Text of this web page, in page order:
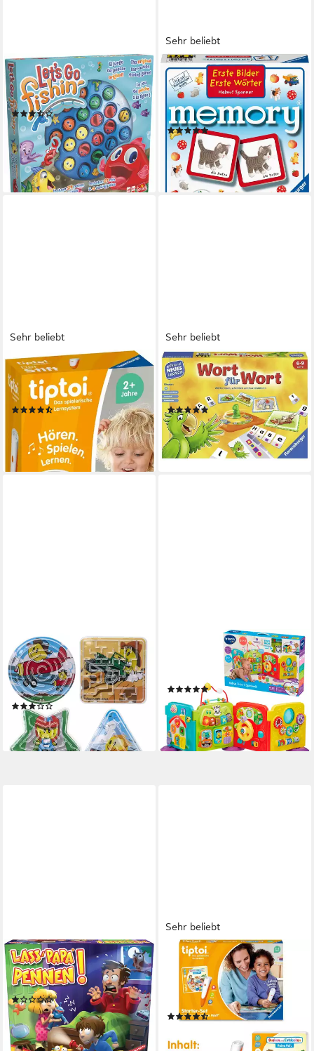
GOLIATH®
Spiel Angelspiel Lets go
Fishin', Kinderspiel
(3)
10,99 €
lieferbar - in 6-8 Werktagen bei dir
Sehr beliebt
RAVENSBURGER
Spiel Erste Bilder Erste
Wörter memory®, Kinderspiel,
Made in Europe
(170)
ab 11,82 € UVP17,99 €
-34%
lieferbar - in 1-2 Werktagen bei dir
Sehr beliebt
RAVENSBURGER
Spiel tiptoi® Der Stift, Made in
Europe
(111)
52,99 €
-22%
lieferbar in 2 Wochen
Sehr beliebt
RAVENSBURGER
Spiel Wort für Wort, Made in
Europe
(117)
ab 16,50 € UVP26,99 €
-39%
lieferbar - in 4-5 Werktagen bei dir
IDENA
Spiel Partyspaß Geduldspiele
4 Stück, kleine Labyrinthe
Mitgebsel Kindergeburtstag
(1)
12,59 €
lieferbar - in 3-4 Werktagen bei dir
Lernspielzeug Babys 3-in-1
Spielwelt, mit Licht und Sound
(10)
36,11 € UVP45,99 €
-21%
lieferbar - in 2-3 Werktagen bei dir
GOLIATH®
Spiel Lass Papa pennen,
Aktionsspiel
(1)
ab 16,46 € UVP19,99 €
-18%
lieferbar - in 6-8 Werktagen bei dir
Sehr beliebt
RAVENSBURGER
Spiel tiptoi® Starter-Set: Stift
und Bilderbuch Meine Welt,
Made in Europe
(77)
69,99 €
-23%